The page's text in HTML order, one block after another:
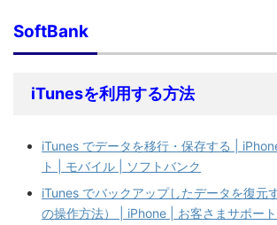
SoftBank
iTunesを利用する方法
iTunes でデータを移行・保存する |
ト | モバイル | ソフトバンク
iTunes でバックアップしたデータを復元
の操作方法） | iPhone | お客さまサポー